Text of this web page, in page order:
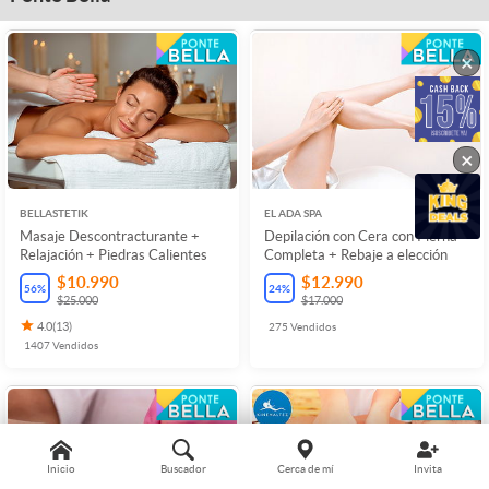
BELLASTETIK
Masaje Descontracturante +
Relajación + Piedras Calientes
56% $10.990
$25.000
4.0(13)
1407Vendidos
EL ADA SPA
Depilación con Cera con Pierna
Completa + Rebaje a elección
24% $12.990
$17.000
275 Vendidos
Inicio Buscador Cerca de mí Invita
×
×